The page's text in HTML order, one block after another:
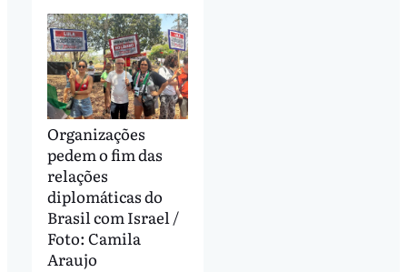
Organizações
pedem o fim das
relações
diplomáticas do
Brasil com Israel /
Foto: Camila
Araujo